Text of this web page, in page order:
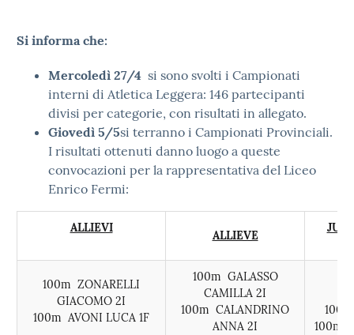
Si informa che:
Mercoledì 27/4 si sono svolti i Campionati
interni di Atletica Leggera: 146 partecipanti
divisi per categorie, con risultati in allegato.
Giovedì 5/5si terranno i Campionati Provinciali.
I risultati ottenuti danno luogo a queste
convocazioni per la rappresentativa del Liceo
Enrico Fermi:
ALLIEVI
ALLIEVE
100m ZONARELLI
GIACOMO 2I
100m AVONI LUCA 1F
100m GALASSO
CAMILLA 2I
100m CALANDRINO
ANNA 2I
100m